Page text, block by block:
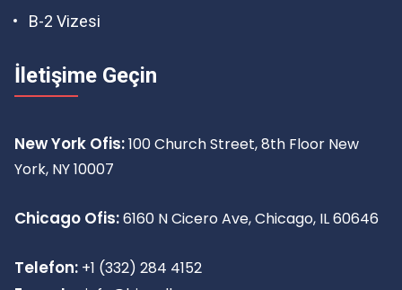
B-2 Vizesi
İletişime Geçin
New York Ofis:100 Church Street, 8th Floor New
York, NY 10007
Chicago Ofis:6160 N Cicero Ave, Chicago, IL 60646
Telefon: +1 (332) 284 4152